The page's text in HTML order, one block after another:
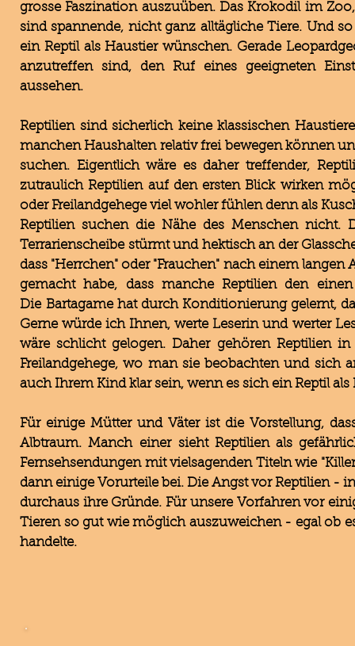
grosse Faszination auszuüben. Das Krokodil im
sind spannende, nicht ganz alltägliche Tiere. Und
ein Reptil als Haustier wünschen. Gerade
anzutreffen sind, den Ruf eines geeigneten
aussehen.
Reptilien sind sicherlich keine klassischen
manchen Haushalten relativ frei bewegen können
suchen. Eigentlich wäre es daher treffender,
zutraulich Reptilien auf den ersten Blick wirken
oder Freilandgehege viel wohler fühlen denn als
Reptilien suchen die Nähe des Menschen nicht.
Terrarienscheibe stürmt und hektisch an der
dass "Herrchen" oder "Frauchen" nach einem
gemacht habe, dass manche Reptilien den
Die Bartagame hat durch Konditionierung gelernt,
Gerne würde ich Ihnen, werte Leserin und werter
wäre schlicht gelogen. Daher gehören Reptilien
Freilandgehege, wo man sie beobachten und sich
auch Ihrem Kind klar sein, wenn es sich ein Reptil
Für einige Mütter und Väter ist die Vorstellung,
Albtraum. Manch einer sieht Reptilien als
Fernsehsendungen mit vielsagenden Titeln wie
dann einige Vorurteile bei. Die Angst vor Reptilien -
durchaus ihre Gründe. Für unsere Vorfahren vor
Tieren so gut wie möglich auszuweichen - egal ob
handelte.